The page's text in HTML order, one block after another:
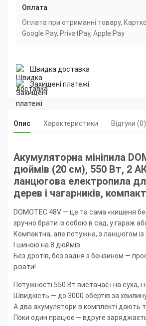
Оплата
Оплата при отриманні товару,
Google Pay, PrivatPay, Apple Pay
Швидка доставка
Захищені платежі
Опис Характеристики Відгуки (0)
Акумуляторна мініпила
дюймів (20 см), 550 Вт, 2
ланцюгова електропила
дерев і чагарників,
DOMOTEC 48V — це та сама «кишеня
зручно брати із собою в сад, у гараж
Компактна, але потужна, з ланцюгом із
І шиною на 8 дюймів.
Без дротів, без задня з бензином —
різати!
Потужності 550 Вт вистачає і на суха, і
Швидкість — до 3000 обертів за
А два акумулятори в комплекті дають
Поки один працює — вдруге